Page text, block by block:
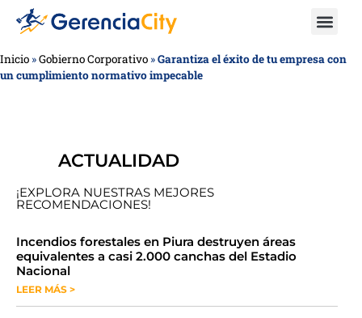
Inicio »Gobierno Corporativo »Garantiza el éxito de tu empresa con
un cumplimiento normativo impecable
ACTUALIDAD
¡EXPLORA NUESTRAS MEJORES
RECOMENDACIONES!
​​​​Incendios forestales en Piura destruyen áreas
equivalentes a casi 2.000 canchas del Estadio
Nacional
LEER MÁS >